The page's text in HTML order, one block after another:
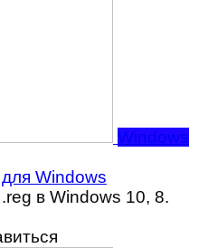
Windows
Windows
в Windows 10, 8.